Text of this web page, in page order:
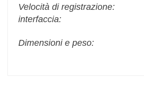
Velocità di registrazione:
interfaccia:
Dimensioni e peso: